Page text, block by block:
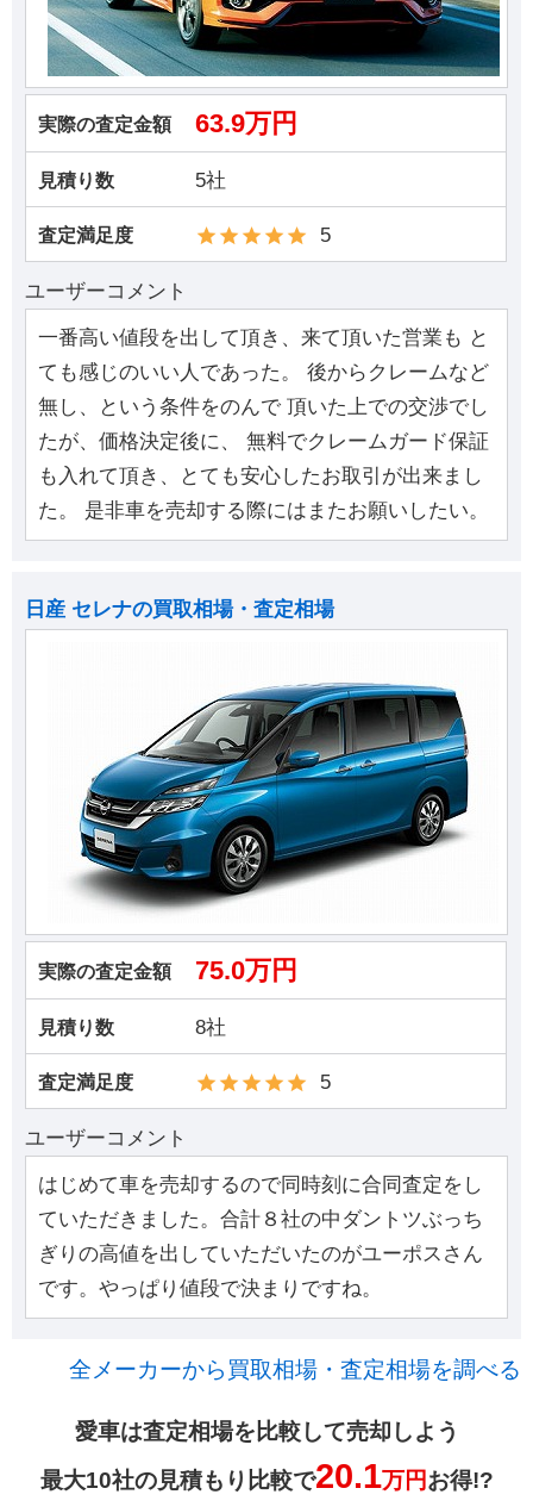
実際の査定金額 63.9万円
見積り数 5社
査定満足度 5
ユーザーコメント
一番高い値段を出して頂き、来て頂いた営業も と
ても感じのいい人であった。 後からクレームなど
無し、という条件をのんで 頂いた上での交渉でし
たが、価格決定後に、 無料でクレームガード保証
も入れて頂き、とても安心したお取引が出来まし
た。 是非車を売却する際にはまたお願いしたい。
日産 セレナの買取相場・査定相場
実際の査定金額 75.0万円
見積り数 8社
査定満足度 5
ユーザーコメント
はじめて車を売却するので同時刻に合同査定をし
ていただきました。合計８社の中ダントツぶっち
ぎりの高値を出していただいたのがユーポスさん
です。やっぱり値段で決まりですね。
全メーカーから買取相場・査定相場を調べる
愛車は査定相場を比較して売却しよう
最大10社の見積もり比較で20.1万円お得!?